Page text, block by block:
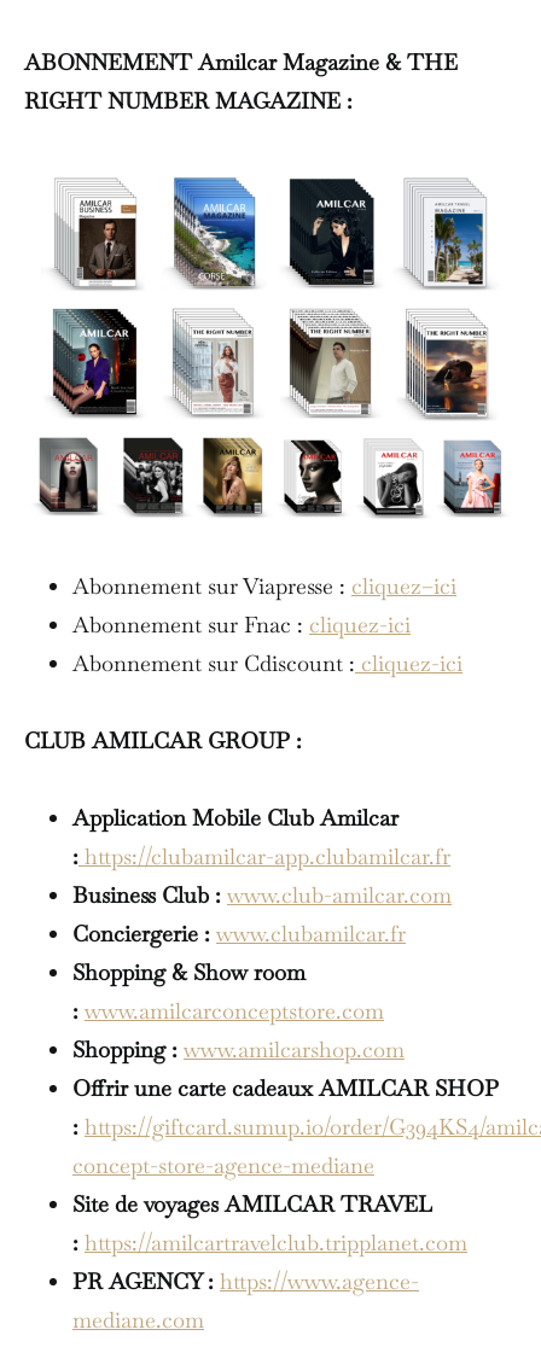
ABONNEMENT Amilcar Magazine & THE
RIGHT NUMBER MAGAZINE :
Abonnement sur Viapresse : cliquez–ici
Abonnement sur Fnac : cliquez-ici
Abonnement sur Cdiscount : cliquez-ici
CLUB AMILCAR GROUP :
Application Mobile Club Amilcar
: https://clubamilcar-app.clubamilcar.fr
Business Club : www.club-amilcar.com
Conciergerie : www.clubamilcar.fr
Shopping & Show room
: www.amilcarconceptstore.com
Shopping : www.amilcarshop.com
Offrir une carte cadeaux AMILCAR SHOP
: https://giftcard.sumup.io/order/G394KS4/
concept-store-agence-mediane
Site de voyages AMILCAR TRAVEL
: https://amilcartravelclub.tripplanet.com
PR AGENCY : https://www.agence-
mediane.com